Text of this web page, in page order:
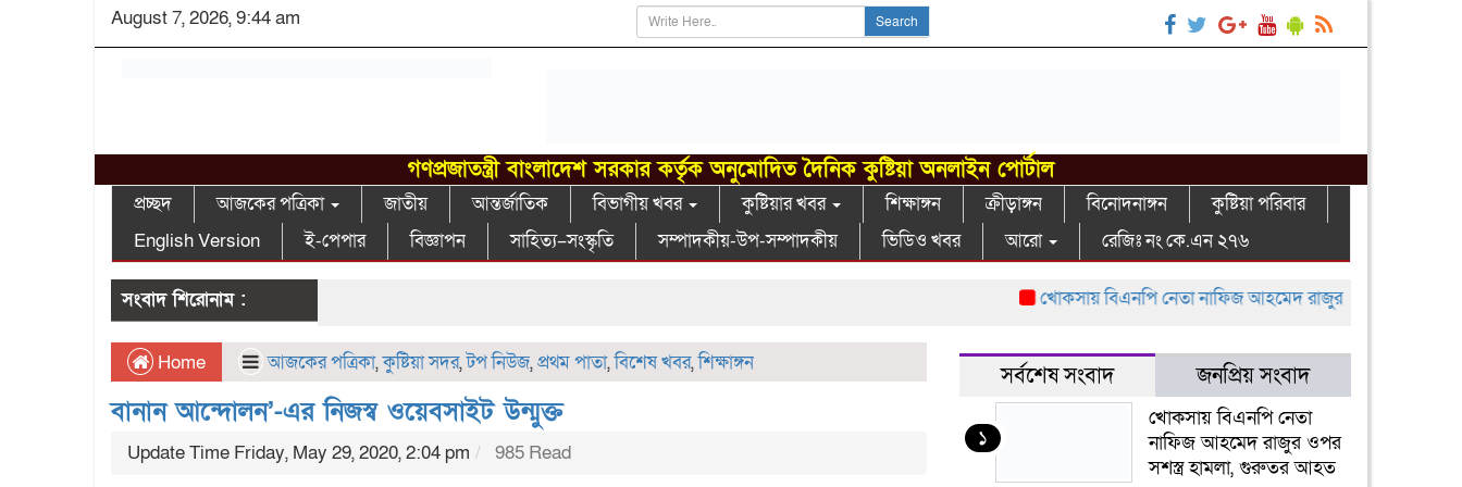
August 7, 2026, 9:44 am Search
গণপ্রজাতন্ত্রী বাংলাদেশ সরকার কর্তৃক অনুমোদিত দৈনিক কুষ্টিয়া অনলাইন পোর্টাল
প্রচ্ছদ আজকের পত্রিকা জাতীয় আন্তর্জাতিক বিভাগীয় খবর কুষ্টিয়ার খবর শিক্ষাঙ্গন ক্রীড়াঙ্গন বিনোদনাঙ্গন
কুষ্টিয়া পরিবার
English Version
ই-পেপার বিজ্ঞাপন সাহিত্য–সংস্কৃতি সম্পাদকীয়-উপ-সম্পাদকীয় ভিডিও খবর আরো রেজিঃ নং কে.এন ২৭৬
সংবাদ শিরোনাম : খোকসায় বিএনপি নেতা নাফিজ আহমেদ রাজুর ওপর সশস্ত্র হামলা,
Home আজকের পত্রিকা,কুষ্টিয়া সদর,টপ নিউজ,প্রথম পাতা,বিশেষ খবর,শিক্ষাঙ্গন
বানান আন্দোলন’-এর নিজস্ব ওয়েবসাইট উন্মুক্ত
Update Time Friday, May 29, 2020, 2:04 pm 985 Read
সর্বশেষ সংবাদ জনপ্রিয় সংবাদ
১
খোকসায় বিএনপি নেতা
নাফিজ আহমেদ রাজুর ওপর
সশস্ত্র হামলা, গুরুতর আহত